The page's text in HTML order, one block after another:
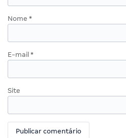
Nome *
E-mail *
Site